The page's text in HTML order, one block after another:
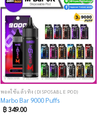
Add
to
wishlist
พอตใช้แล้วทิ้ง (DISPOSABLE POD)
Marbo Bar 9000 Puffs
฿349.00